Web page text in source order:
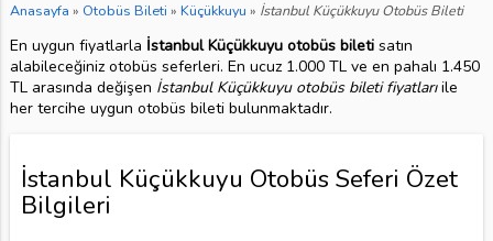
Anasayfa » Otobüs Bileti » Küçükkuyu » İstanbul Küçükkuyu Otobüs Bileti
En uygun fiyatlarla İstanbul Küçükkuyu otobüs biletisatın
alabileceğiniz otobüs seferleri. En ucuz 1.000 TL ve en pahalı 1.450
TL arasında değişen İstanbul Küçükkuyu otobüs bileti fiyatlarıile
her tercihe uygun otobüs bileti bulunmaktadır.
İstanbul Küçükkuyu Otobüs Seferi Özet
Bilgileri